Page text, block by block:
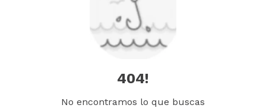
404!
No encontramos lo que buscas